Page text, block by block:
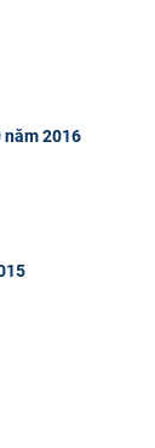
năm 2016